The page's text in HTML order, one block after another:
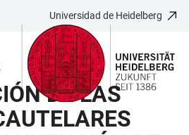
Universidad de Heidelberg
DE LAS